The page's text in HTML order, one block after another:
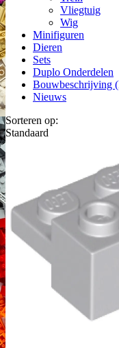
Vliegtuig
Wig
Minifiguren
Dieren
Sets
Duplo Onderdelen
Bouwbeschrijving
Nieuws
Sorteren op:
Standaard